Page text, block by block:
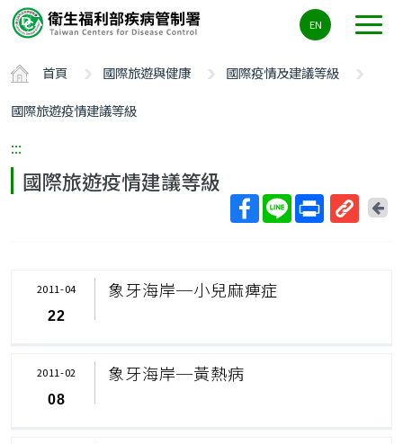
要
容
ALT+C
EN
首頁 國際旅遊與健康
國際疫情及建議等級
國際旅遊疫情建議等級
:::
國際旅遊疫情建議等級
回
象牙海岸─小兒麻痺症
2011-04
22
象牙海岸─黃熱病
2011-02
08